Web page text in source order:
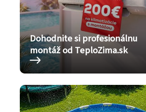
Dohodnite si profesionálnu
montáž od TeploZima.sk